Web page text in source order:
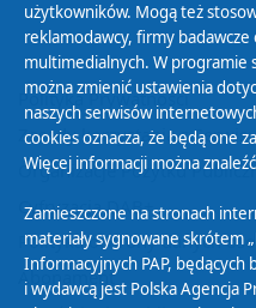
Polityka Prywatności
Zasady korzystania z Serwisu
Organizacje Pożytku
Cyfryzacja DAB+
Polityka ochrony danych
Abonament
użytkowników. Mogą też
reklamodawcy, firmy badawcze
multimedialnych. W programie
można zmienić ustawienia
naszych serwisów
cookies oznacza, że będą one
Więcej informacji można
Zamieszczone na stronach
materiały sygnowane skrótem
Informacyjnych PAP,
i wydawcą jest Polska Agencja